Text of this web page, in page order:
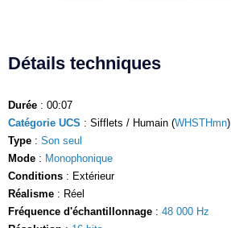
Détails techniques
Durée : 00:07
Catégorie UCS : Sifflets / Humain (WHSTHmn)
Type : Son seul
Mode : Monophonique
Conditions : Extérieur
Réalisme : Réel
Fréquence d'échantillonnage : 48 000 Hz